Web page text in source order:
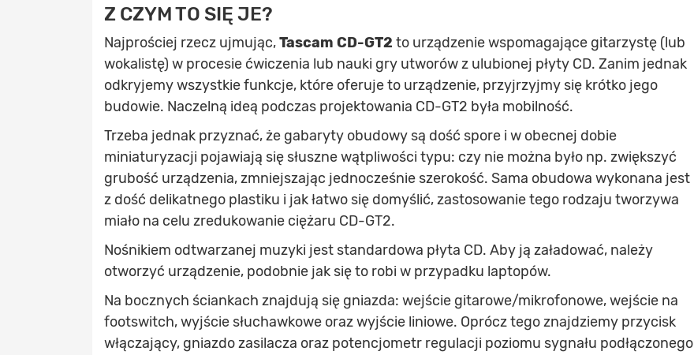
Z CZYM TO SIĘ JE?
Najprościej rzecz ujmując,Tascam CD-GT2 to urządzenie wspomagające gitarzystę (lub
wokalistę) w procesie ćwiczenia lub nauki gry utworów z ulubionej płyty CD. Zanim jednak
odkryjemy wszystkie funkcje, które oferuje to urządzenie, przyjrzyjmy się krótko jego
budowie. Naczelną ideą podczas projektowania CD-GT2 była mobilność.
Trzeba jednak przyznać, że gabaryty obudowy są dość spore i w obecnej dobie
miniaturyzacji pojawiają się słuszne wątpliwości typu: czy nie można było np. zwiększyć
grubość urządzenia, zmniejszając jednocześnie szerokość. Sama obudowa wykonana jest
z dość delikatnego plastiku i jak łatwo się domyślić, zastosowanie tego rodzaju tworzywa
miało na celu zredukowanie ciężaru CD-GT2.
Nośnikiem odtwarzanej muzyki jest standardowa płyta CD. Aby ją załadować, należy
otworzyć urządzenie, podobnie jak się to robi w przypadku laptopów.
Na bocznych ściankach znajdują się gniazda: wejście gitarowe/mikrofonowe, wejście na
footswitch, wyjście słuchawkowe oraz wyjście liniowe. Oprócz tego znajdziemy przycisk
włączający, gniazdo zasilacza oraz potencjometr regulacji poziomu sygnału podłączonego